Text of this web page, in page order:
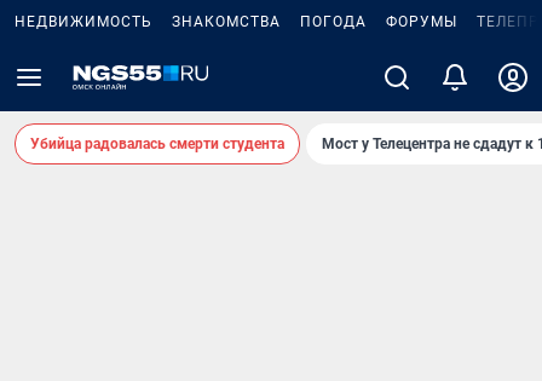
НЕДВИЖИМОСТЬ ЗНАКОМСТВА ПОГОДА ФОРУМЫ
Убийца радовалась смерти студента Мост у Телецентра не сдадут к